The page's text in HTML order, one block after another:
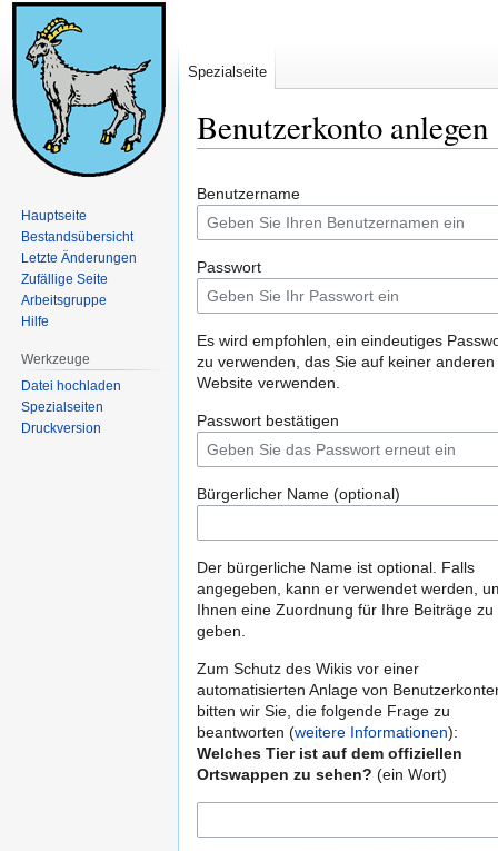
Benutzerkonto anlegen
Navigation
springen
Suche
springen
Benutzername
Passwort
Es wird empfohlen, ein eindeutiges
zu verwenden, das Sie auf keiner anderen
Website verwenden.
Passwort bestätigen
Bürgerlicher Name (optional)
Der bürgerliche Name ist optional. Falls
angegeben, kann er verwendet werden,
Ihnen eine Zuordnung für Ihre Beiträge zu
geben.
Zum Schutz des Wikis vor einer
automatisierten Anlage von
bitten wir Sie, die folgende Frage zu
beantworten (weitere Informationen):
Welches Tier ist auf dem offiziellen
Ortswappen zu sehen? (ein Wort)
Spezialseite
Hauptseite
Bestandsübersicht
Letzte Änderungen
Zufällige Seite
Arbeitsgruppe
Hilfe
Werkzeuge
Datei hochladen
Spezialseiten
Druckversion